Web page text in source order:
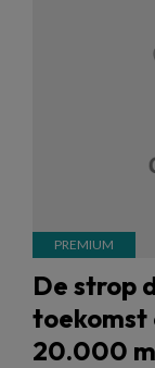
De strop
toekomst
20.000